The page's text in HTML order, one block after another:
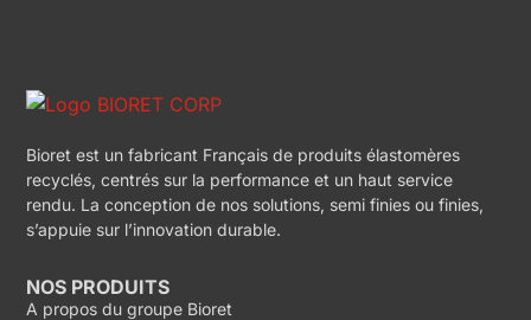
Bioret est un fabricant Français de produits élastomères
recyclés, centrés sur la performance et un haut service
rendu. La conception de nos solutions, semi finies ou finies,
s’appuie sur l’innovation durable.
NOS PRODUITS
A propos du groupe Bioret